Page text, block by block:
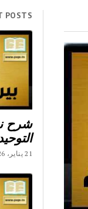
POSTS
شرح
21 يناير، 2026